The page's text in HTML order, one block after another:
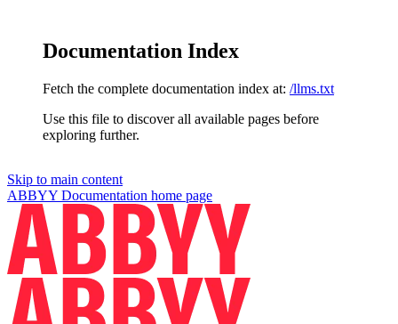
Documentation Index
Fetch the complete documentation index at: /llms.txt
Use this file to discover all available pages before
exploring further.
Skip to main content
ABBYY Documentation home page